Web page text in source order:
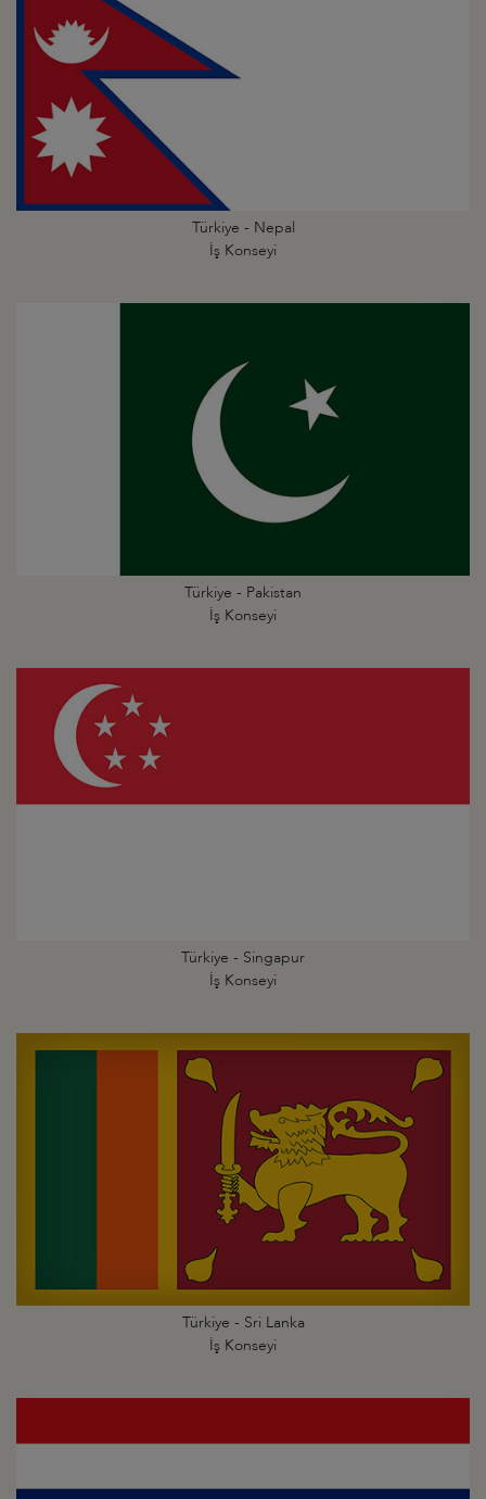
Türkiye - Nepal
İş Konseyi
Türkiye - Pakistan
İş Konseyi
Türkiye - Singapur
İş Konseyi
Türkiye - Sri Lanka
İş Konseyi